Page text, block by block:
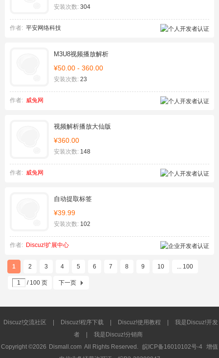
安装次数: 304
作者: 平安网络科技
M3U8视频播放解析
¥50.00 - 360.00
安装次数: 23
作者: 威兔网
视频解析播放大仙版
¥360.00
安装次数: 148
作者: 威兔网
自动提取标签
¥39.99
安装次数: 102
作者: Discuz!扩展中心
1 2 3 4 5 6 7 8 9 10 ... 100
/ 100 页 下一页
Discuz!交流社区 Discuz!程序下载 Discuz!使用教程
我是Discuz!开发
者
我是Discuz!分销商
Copyright ©2026 Dismall.com All Rights Reserved. 皖ICP备16010102号-4 增值